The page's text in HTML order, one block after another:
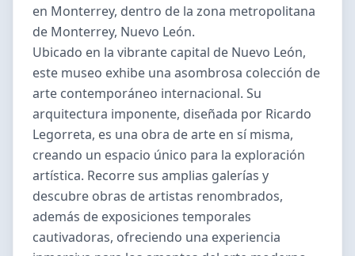
en Monterrey, dentro de la zona metropolitana
de Monterrey, Nuevo León.
Ubicado en la vibrante capital de Nuevo León,
este museo exhibe una asombrosa colección de
arte contemporáneo internacional. Su
arquitectura imponente, diseñada por Ricardo
Legorreta, es una obra de arte en sí misma,
creando un espacio único para la exploración
artística. Recorre sus amplias galerías y
descubre obras de artistas renombrados,
además de exposiciones temporales
cautivadoras, ofreciendo una experiencia